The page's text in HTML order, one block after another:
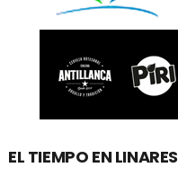
EL TIEMPO EN LINARES